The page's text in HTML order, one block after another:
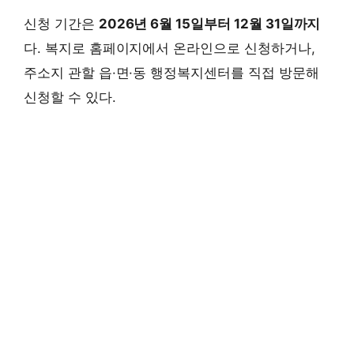
신청 기간은 2026년 6월 15일부터 12월 31일까지
다. 복지로 홈페이지에서 온라인으로 신청하거나,
주소지 관할 읍·면·동 행정복지센터를 직접 방문해
신청할 수 있다.